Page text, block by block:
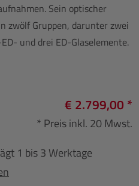
Sein optischer
zwölf Gruppen, darunter zwei
und drei ED-Glaselemente.
€ 2.799,00 *
* Preis inkl. 20 Mwst.
1 bis 3 Werktage